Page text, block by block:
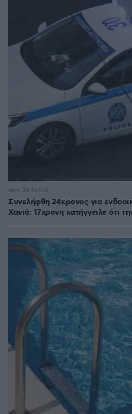
Συνελήφθη 24χρονος για
Χανιά: 17χρονη κατήγγειλε ότι
πριν 36 λεπτά